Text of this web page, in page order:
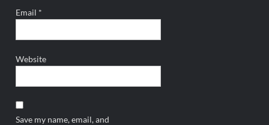
Email *
Website
Save my name, email, and